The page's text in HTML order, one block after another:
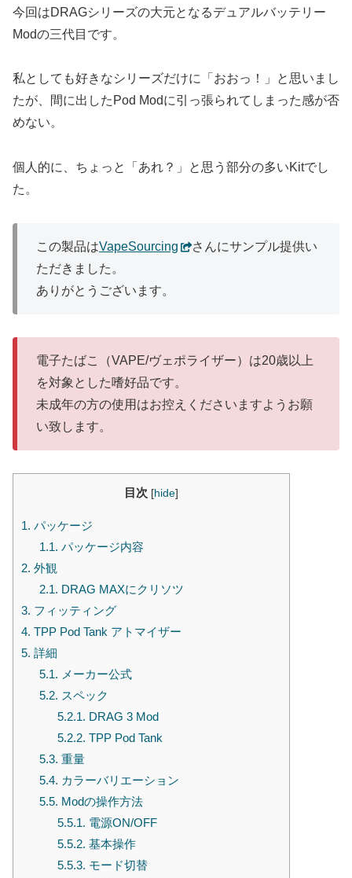
今回はDRAGシリーズの大元となるデュアルバッテリー
Modの三代目です。
私としても好きなシリーズだけに「おおっ！」と思いまし
たが、間に出したPod Modに引っ張られてしまった感が否
めない。
個人的に、ちょっと「あれ？」と思う部分の多いKitでし
た。
この製品はVapeSourcing
さんにサンプル提供い
ただきました。
ありがとうございます。
電子たばこ（VAPE/ヴェポライザー）は20歳以上
を対象とした嗜好品です。
未成年の方の使用はお控えくださいますようお願
い致します。
目次 [hide]
1. パッケージ
1.1. パッケージ内容
2. 外観
2.1. DRAG MAXにクリソツ
3. フィッティング
4. TPP Pod Tank アトマイザー
5. 詳細
5.1. メーカー公式
5.2. スペック
5.2.1. DRAG 3 Mod
5.2.2. TPP Pod Tank
5.3. 重量
5.4. カラーバリエーション
5.5. Modの操作方法
5.5.1. 電源ON/OFF
5.5.2. 基本操作
5.5.3. モード切替